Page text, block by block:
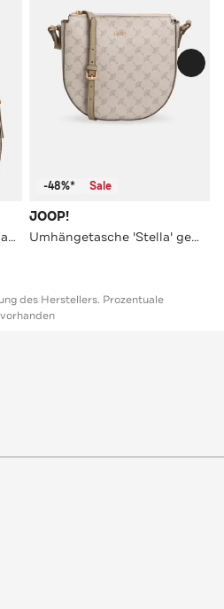
Schultertasche 'Cortina Maddy' gemustert
-48%* Sale
JOOP!
Umhängetasche 'Stella' gemustert
des Herstellers. Prozentuale